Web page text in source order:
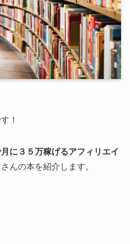
！
に３５万稼げるアフィリエイ
んの本を紹介します。